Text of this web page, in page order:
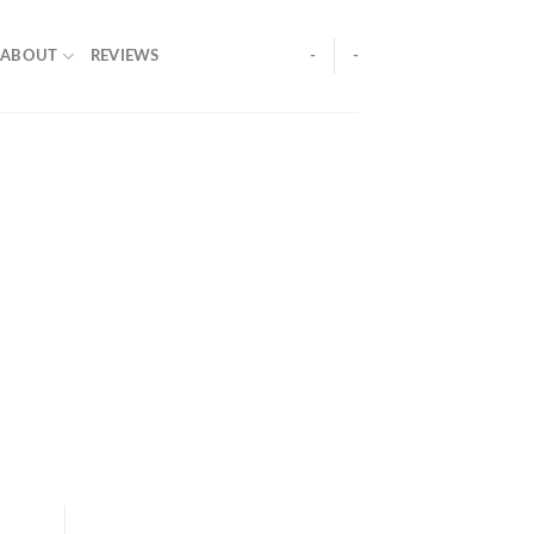
ABOUT REVIEWS - -